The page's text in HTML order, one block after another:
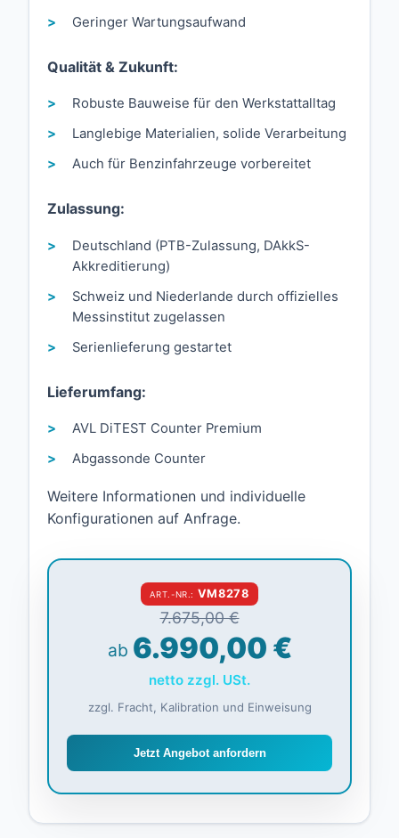
Geringer Wartungsaufwand
Qualität & Zukunft:
Robuste Bauweise für den Werkstattalltag
Langlebige Materialien, solide Verarbeitung
Auch für Benzinfahrzeuge vorbereitet
Zulassung:
Deutschland (PTB-Zulassung, DAkkS-
Akkreditierung)
Schweiz und Niederlande durch offizielles
Messinstitut zugelassen
Serienlieferung gestartet
Lieferumfang:
AVL DiTEST Counter Premium
Abgassonde Counter
Weitere Informationen und individuelle
Konfigurationen auf Anfrage.
ART.-NR.: VM8278
7.675,00 €
ab 6.990,00 €
netto zzgl. USt.
zzgl. Fracht, Kalibration und Einweisung
Jetzt Angebot anfordern